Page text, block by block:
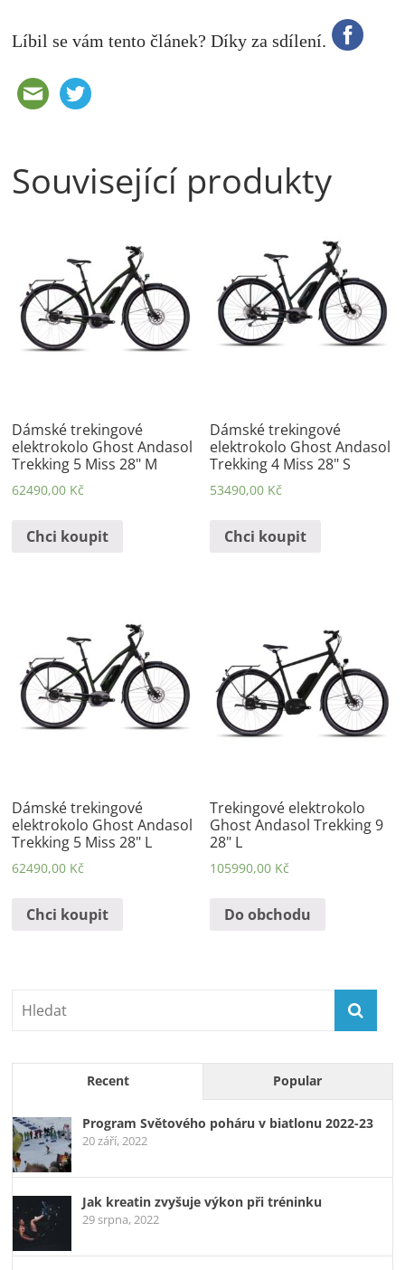
Líbil se vám tento článek? Díky za sdílení.
Související produkty
Dámské trekingové
elektrokolo Ghost Andasol
Trekking 5 Miss 28" M
62490,00 Kč
Chci koupit
Dámské trekingové
elektrokolo Ghost Andasol
Trekking 4 Miss 28" S
53490,00 Kč
Chci koupit
Dámské trekingové
elektrokolo Ghost Andasol
Trekking 5 Miss 28" L
62490,00 Kč
Chci koupit
Trekingové elektrokolo
Ghost Andasol Trekking 9
28" L
105990,00 Kč
Do obchodu
Recent Popular
Program Světového poháru v biatlonu 2022-23
20 září, 2022
Jak kreatin zvyšuje výkon při tréninku
29 srpna, 2022